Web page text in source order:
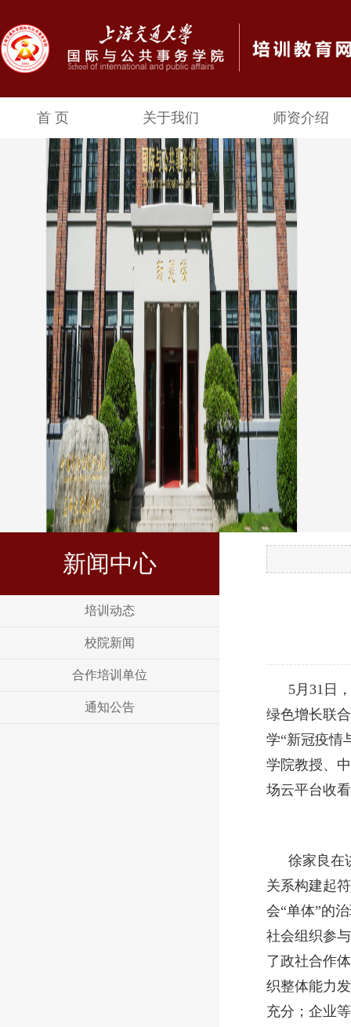
首 页 关于我们 师资介绍
新闻中心
培训动态
校院新闻
合作培训单位
通知公告
5月31日
绿色增长联
学“新冠疫情
学院教授、
场云平台收
徐家良在
关系构建起
会“单体”的
社会组织参
了政社合作
织整体能力
充分；企业